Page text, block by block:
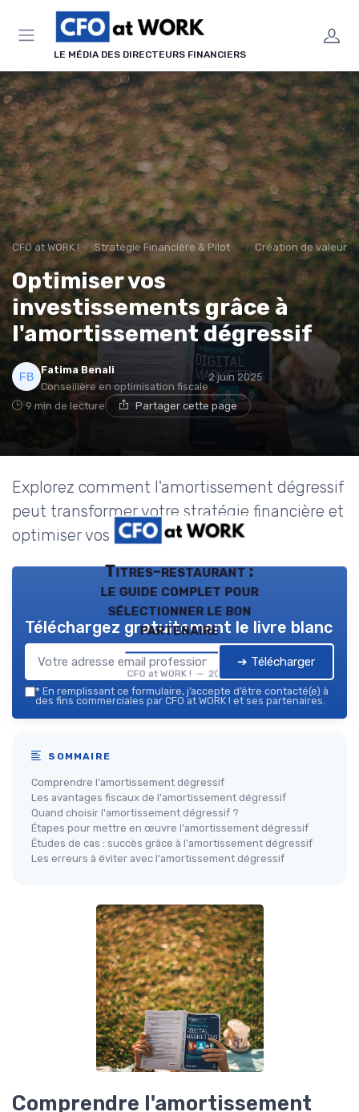
LE MÉDIA DES DIRECTEURS FINANCIERS
CFO at WORK ! Stratégie Financière & Pilotage Création de valeur
Optimiser vos
investissements grâce à
l'amortissement dégressif
Fatima Benali
Conseillère en optimisation fiscale
2 juin 2025
9 min de lecture Partager cette page
Explorez comment l'amortissement dégressif
peut transformer votre stratégie financière et
optimiser vos investissements.
Titres-restaurant :
le guide complet pour
sélectionner le bon
partenaire
CFO at WORK ! — 2026
Téléchargez gratuitement le livre blanc
➔ Télécharger
* En remplissant ce formulaire, j’accepte d’être contacté(e) à
des fins commerciales par CFO at WORK ! et ses partenaires.
SOMMAIRE
Comprendre l'amortissement dégressif
Les avantages fiscaux de l'amortissement dégressif
Quand choisir l'amortissement dégressif ?
Étapes pour mettre en œuvre l'amortissement dégressif
Études de cas : succès grâce à l'amortissement dégressif
Les erreurs à éviter avec l'amortissement dégressif
Comprendre l'amortissement
Panneau de gestion des cookies